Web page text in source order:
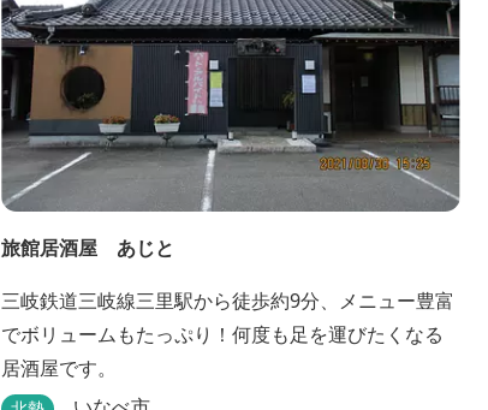
旅館居酒屋 あじと
三岐鉄道三岐線三里駅から徒歩約9分、メニュー豊富
でボリュームもたっぷり！何度も足を運びたくなる
居酒屋です。